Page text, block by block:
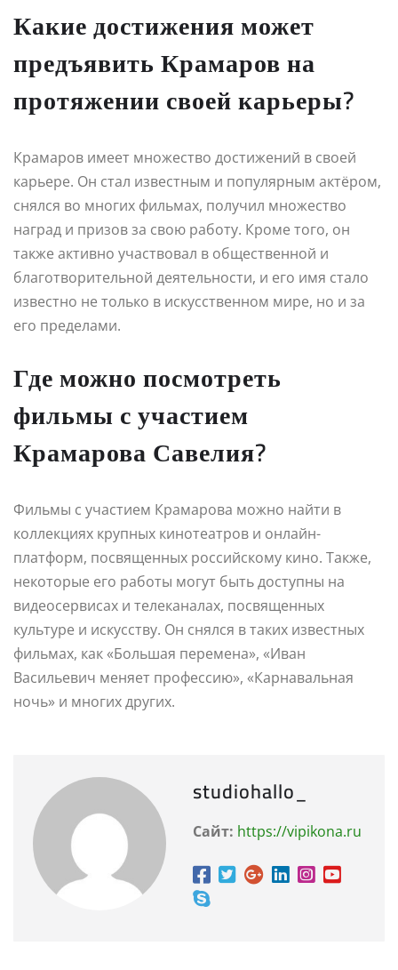
Какие достижения может
предъявить Крамаров на
протяжении своей карьеры?
Крамаров имеет множество достижений в своей
карьере. Он стал известным и популярным актёром,
снялся во многих фильмах, получил множество
наград и призов за свою работу. Кроме того, он
также активно участвовал в общественной и
благотворительной деятельности, и его имя стало
известно не только в искусственном мире, но и за
его пределами.
Где можно посмотреть
фильмы с участием
Крамарова Савелия?
Фильмы с участием Крамарова можно найти в
коллекциях крупных кинотеатров и онлайн-
платформ, посвященных российскому кино. Также,
некоторые его работы могут быть доступны на
видеосервисах и телеканалах, посвященных
культуре и искусству. Он снялся в таких известных
фильмах, как «Большая перемена», «Иван
Васильевич меняет профессию», «Карнавальная
ночь» и многих других.
studiohallo_
Сайт: https://vipikona.ru